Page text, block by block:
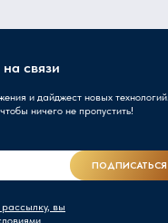
связи
и дайджест новых технологий.
ничего не пропустить!
вы
ПОДПИСАТЬСЯ